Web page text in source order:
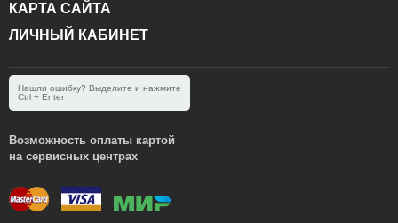
КАРТА САЙТА
ЛИЧНЫЙ КАБИНЕТ
Нашли ошибку? Выделите и нажмите
Ctrl + Enter
Возможность оплаты картой
на сервисных центрах